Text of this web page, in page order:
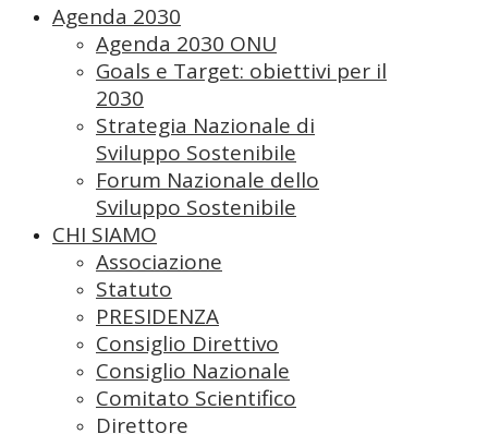
Agenda 2030
Agenda 2030 ONU
Goals e Target: obiettivi per il
2030
Strategia Nazionale di
Sviluppo Sostenibile
Forum Nazionale dello
Sviluppo Sostenibile
CHI SIAMO
Associazione
Statuto
PRESIDENZA
Consiglio Direttivo
Consiglio Nazionale
Comitato Scientifico
Direttore